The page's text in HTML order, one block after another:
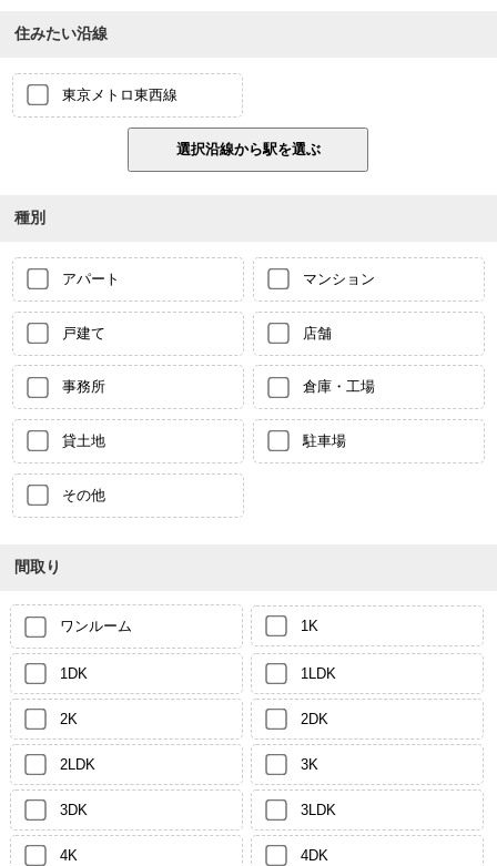
住みたい沿線
東京メトロ東西線
種別
アパート マンション
戸建て 店舗
事務所 倉庫・工場
貸土地 駐車場
その他
間取り
ワンルーム 1K
1DK 1LDK
2K 2DK
2LDK 3K
3DK 3LDK
4K 4DK